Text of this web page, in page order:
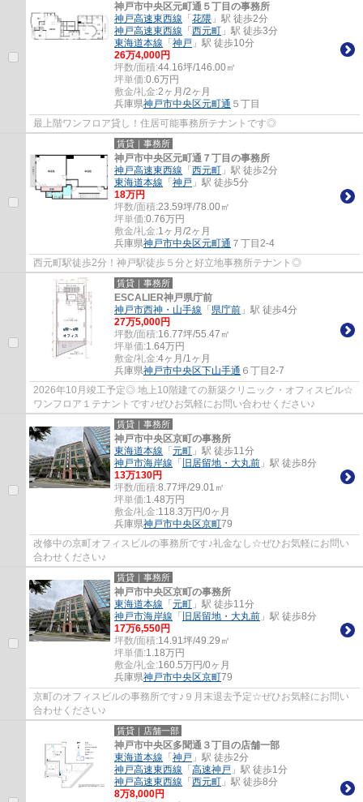
神戸市中央区元町通５丁目の事務所
神戸高速東西線 「 花隈 」駅 徒歩2分
神戸高速東西線 「 西元町 」駅 徒歩3分
東海道本線 「 神戸 」駅 徒歩10分
26万4,000円
坪数/面積:44.16坪/146.00㎡
坪単価:0.6万円
敷金/礼金:2ヶ月/2ヶ月
兵庫県神戸市中央区元町通 ５丁目
最上階ワンフロア貸し！住居可能事務所テナントです◎
賃貸｜事務所
神戸市中央区元町通７丁目の事務所
神戸高速東西線 「 西元町 」駅 徒歩2分
東海道本線 「 神戸 」駅 徒歩5分
18万円
坪数/面積:23.59坪/78.00㎡
坪単価:0.76万円
敷金/礼金:1ヶ月/2ヶ月
兵庫県神戸市中央区元町通 ７丁目2-4
西元町駅徒歩2分！神戸駅徒歩５分と好立地事務所テナント◎
賃貸｜事務所
ESCALIER神戸県庁前
神戸市西神・山手線 「 県庁前 」駅 徒歩4分
27万5,000円
坪数/面積:16.77坪/55.47㎡
坪単価:1.64万円
敷金/礼金:4ヶ月/1ヶ月
兵庫県神戸市中央区下山手通 ６丁目2-7
2026年10月竣工予定◎ 地上10階建ての新築クリニック・オフィスビル☆
ワンフロア１テナントです♪ぜひお気軽にお問い合わせください♪
賃貸｜事務所
神戸市中央区京町の事務所
東海道本線 「 元町 」駅 徒歩11分
神戸市海岸線 「 旧居留地・大丸前 」駅 徒歩8分
13万130円
坪数/面積:8.77坪/29.01㎡
坪単価:1.48万円
敷金/礼金:118.3万円/0ヶ月
兵庫県神戸市中央区京町79
改修中の京町オフィスビルの事務所です♪礼金なし☆ぜひお気軽にお問い
合わせください♪
賃貸｜事務所
神戸市中央区京町の事務所
東海道本線 「 元町 」駅 徒歩11分
神戸市海岸線 「 旧居留地・大丸前 」駅 徒歩8分
17万6,550円
坪数/面積:14.91坪/49.29㎡
坪単価:1.18万円
敷金/礼金:160.5万円/0ヶ月
兵庫県神戸市中央区京町79
京町のオフィスビルの事務所です♪９月末退去予定☆ぜひお気軽にお問い
合わせください♪
賃貸｜店舗一部
神戸市中央区多聞通３丁目の店舗一部
東海道本線 「 神戸 」駅 徒歩2分
神戸高速東西線 「 高速神戸 」駅 徒歩1分
神戸高速東西線 「 西元町 」駅 徒歩8分
8万8,000円